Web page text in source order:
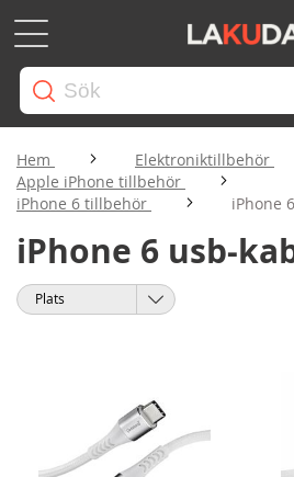
Hem
Elektroniktillbehör
Apple iPhone tillbehör
iPhone 6 tillbehör
iPhone
iPhone 6 usb-
Sortera